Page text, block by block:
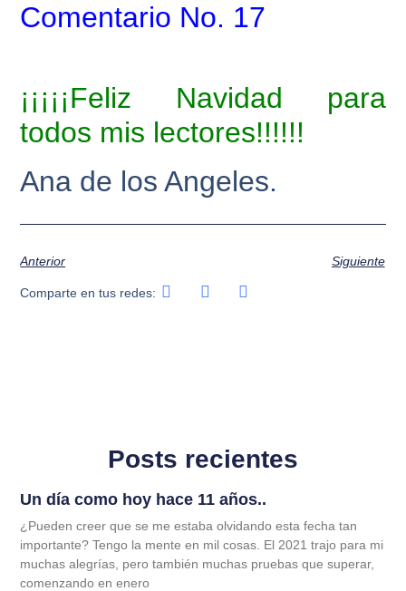
Comentario No. 17
¡¡¡¡¡Feliz Navidad para
todos mis lectores!!!!!!
Ana de los Angeles.
Anterior Siguiente
Comparte en tus redes:
Posts recientes
Un día como hoy hace 11 años..
¿Pueden creer que se me estaba olvidando esta fecha tan
importante? Tengo la mente en mil cosas. El 2021 trajo para mi
muchas alegrías, pero también muchas pruebas que superar,
comenzando en enero